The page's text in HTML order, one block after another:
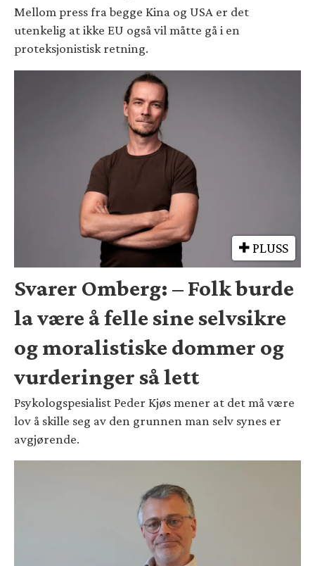
Mellom press fra begge Kina og USA er det
utenkelig at ikke EU også vil måtte gå i en
proteksjonistisk retning.
PLUSS
Svarer Omberg: – Folk burde
la være å felle sine selvsikre
og moralistiske dommer og
vurderinger så lett
Psykologspesialist Peder Kjøs mener at det må være
lov å skille seg av den grunnen man selv synes er
avgjørende.